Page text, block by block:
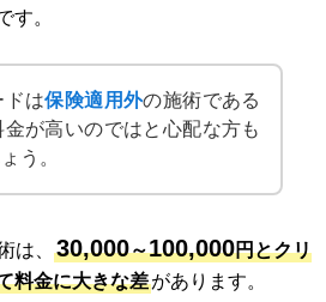
す。
ドは保険適用外の施術である
金が高いのではと心配な方も
う。
は、 30,000～100,000円とクリ
料金に大きな差があります。